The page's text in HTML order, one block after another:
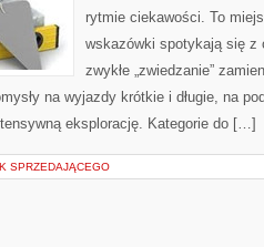
rytmie ciekawości. To
wskazówki spotykają się z
zwykłe „zwiedzanie”
na wyjazdy krótkie i długie, na
eksplorację. Kategorie do […]
SPRZEDAJĄCEGO